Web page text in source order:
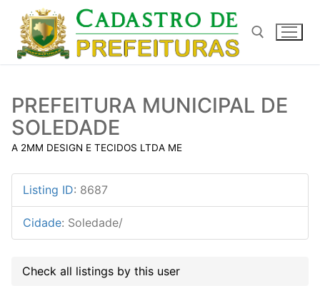
para
conteúdo
PREFEITURA MUNICIPAL DE
SOLEDADE
A 2MM DESIGN E TECIDOS LTDA ME
Listing ID: 8687
Cidade: Soledade/
Check all listings by this user